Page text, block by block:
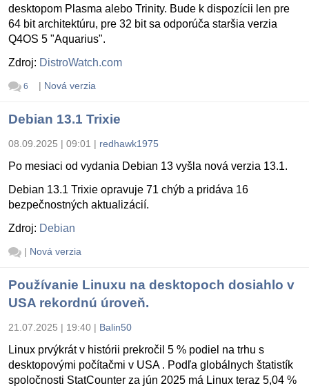
desktopom Plasma alebo Trinity. Bude k dispozícii len pre
64 bit architektúru, pre 32 bit sa odporúča staršia verzia
Q4OS 5 "Aquarius".
Zdroj: DistroWatch.com
6 | Nová verzia
Debian 13.1 Trixie
08.09.2025 | 09:01 | redhawk1975
Po mesiaci od vydania Debian 13 vyšla nová verzia 13.1.
Debian 13.1 Trixie opravuje 71 chýb a pridáva 16
bezpečnostných aktualizácií.
Zdroj: Debian
| Nová verzia
Používanie Linuxu na desktopoch dosiahlo v
USA rekordnú úroveň.
21.07.2025 | 19:40 | Balin50
Linux prvýkrát v histórii prekročil 5 % podiel na trhu s
desktopovými počítačmi v USA . Podľa globálnych štatistík
spoločnosti StatCounter za jún 2025 má Linux teraz 5,04 %